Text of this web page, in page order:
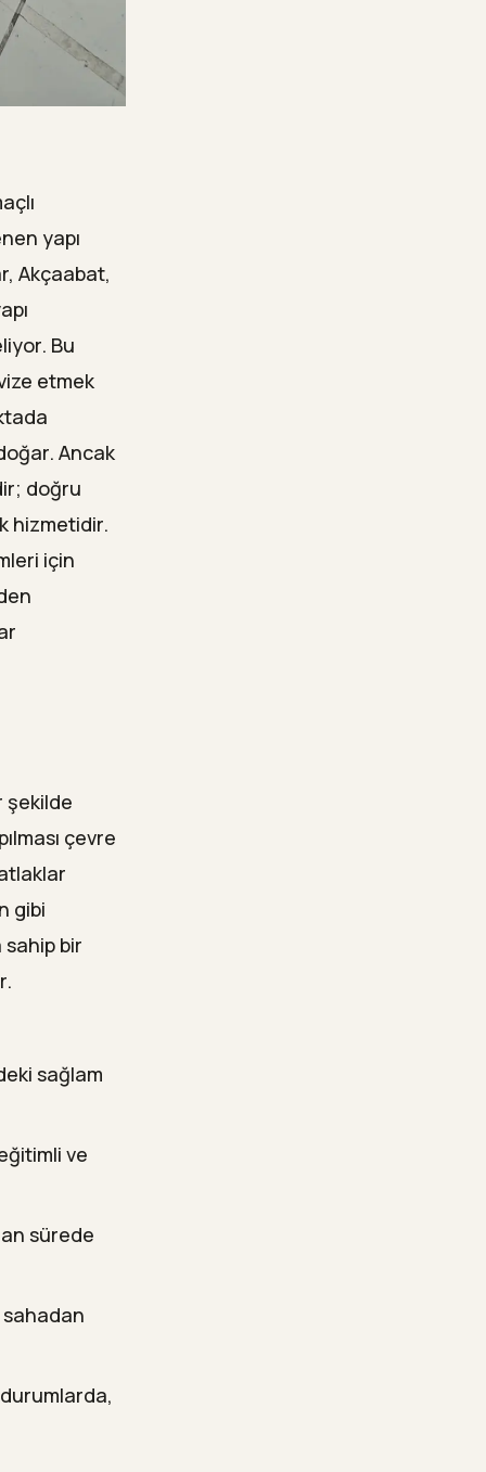
yapı
Akçaabat,
Bu
etmek
Ancak
doğru
hizmetidir.
için
şekilde
çevre
gibi
bir
sağlam
ve
sürede
sahadan